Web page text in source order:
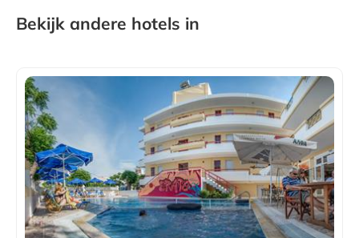
Bekijk andere hotels in